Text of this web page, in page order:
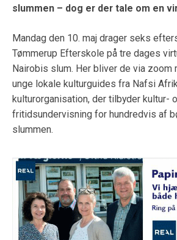
slummen – dog er der tale om en
Mandag den 10. maj drager seks
Tømmerup Efterskole på tre dages
Nairobis slum. Her bliver de via zoom
unge lokale kulturguides fra Nafsi
kulturorganisation, der tilbyder kultur-
fritidsundervisning for hundredvis af
slummen.